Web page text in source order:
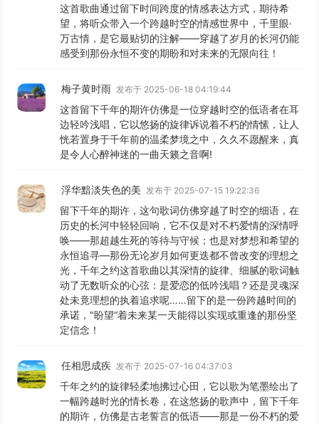
这首歌曲通过留下时间跨度的情感表达方式，期待希
望，将听众带入一个跨越时空的情感世界中，千里眼·
万古情，是它最贴切的注解——穿越了岁月的长河仍能
感受到那份永恒不变的期盼和对未来的无限向往！
梅子黄时雨 发布于 2025-06-18 04:19:44
这首留下千年的期许仿佛是一位穿越时空的低语者在耳
边轻吟浅唱，它以悠扬的旋律诉说着不朽的情愫，让人
恍若置身于千年前的温柔梦境之中，久久不愿醒来，真
是令人心醉神迷的一曲天籁之音啊!
浮华黯淡失色的美 发布于 2025-07-15 19:22:36
留下千年的期许，这句歌词仿佛穿越了时空的细语，在
历史的长河中轻轻回响，它不仅是对不朽爱情的深情呼
唤——那超越生死的等待与守候；也是对梦想和希望的
永恒追寻—那份无论岁月如何更迭都不曾改变的理想之
光，千年之约这首歌曲以其深情的旋律、细腻的歌词触
动了无数听众的心弦：是爱恋的低吟浅唱？还是灵魂深
处未竟理想的执着追求呢……留下的是一份跨越时间的
承诺，"盼望“着未来某一天能得以实现或重逢的那份坚
定信念！
任相思成疾 发布于 2025-07-16 04:37:03
千年之约的旋律轻柔地拂过心田，它以歌为笔墨绘出了
一幅跨越时光的情长卷，在这悠扬的歌声中，留下千年
的期许，仿佛是古老誓言的低语——那是一份不朽的爱